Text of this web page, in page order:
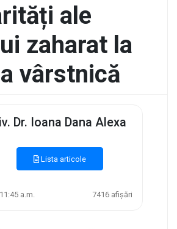
ale
zaharat la
vârstnică
Dr. Ioana Dana Alexa
Lista articole
a.m. 7416 afișări